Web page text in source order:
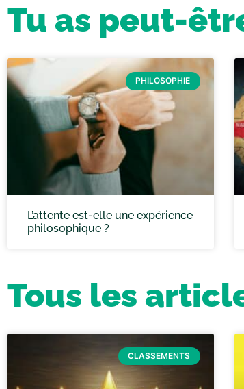
Tu as peut-
PHILOSOPHIE
L’attente est-elle une expérience
philosophique ?
Tous les
CLASSEMENTS